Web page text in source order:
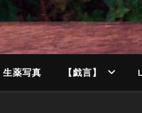
生薬写真 【戯言】